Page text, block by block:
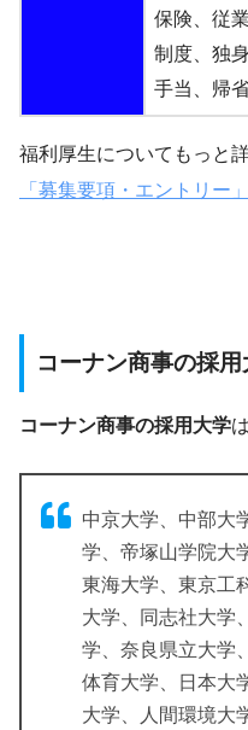
保険、従
制度、独
手当、帰
福利厚生についてもっと
「募集要項・エントリー」
コーナン商事の採用
コーナン商事の採用大学
中京大学、中部大
学、帝塚山学院大
東海大学、東京工
大学、同志社大学
学、奈良県立大学
体育大学、日本大
大学、人間環境大